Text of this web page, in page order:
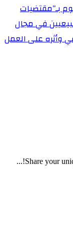
بـ”مقتضيات
في مجال
وأثره على العمل
Share your